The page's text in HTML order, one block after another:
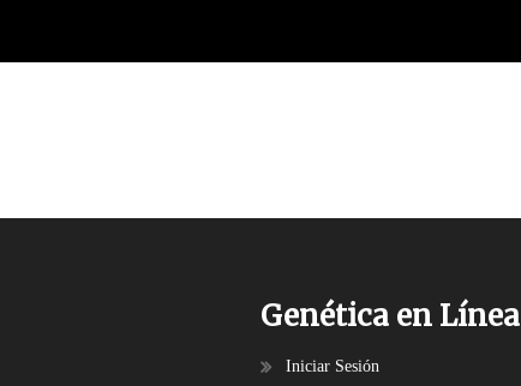
Genética en Línea
Iniciar Sesión